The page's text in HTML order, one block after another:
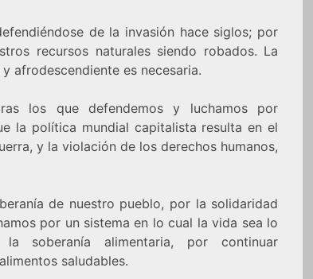
de la invasión hace siglos; por
recursos naturales siendo robados. La
afrodescendiente es necesaria.
los que defendemos y luchamos por
la política mundial capitalista resulta en el
y la violación de los derechos humanos,
de nuestro pueblo, por la solidaridad
por un sistema en lo cual la vida sea lo
soberanía alimentaria, por continuar
saludables.